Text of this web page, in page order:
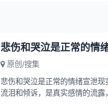
本
悲伤和哭泣是正常的情
原创/搜集
悲伤和哭泣是正常的情绪宣泄
流泪和倾诉，是真实感情的流